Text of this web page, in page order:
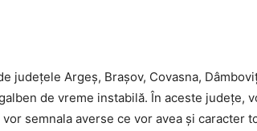
județele Argeș, Brașov, Covasna,
de vreme instabilă. În aceste județe,
semnala averse ce vor avea şi caracter